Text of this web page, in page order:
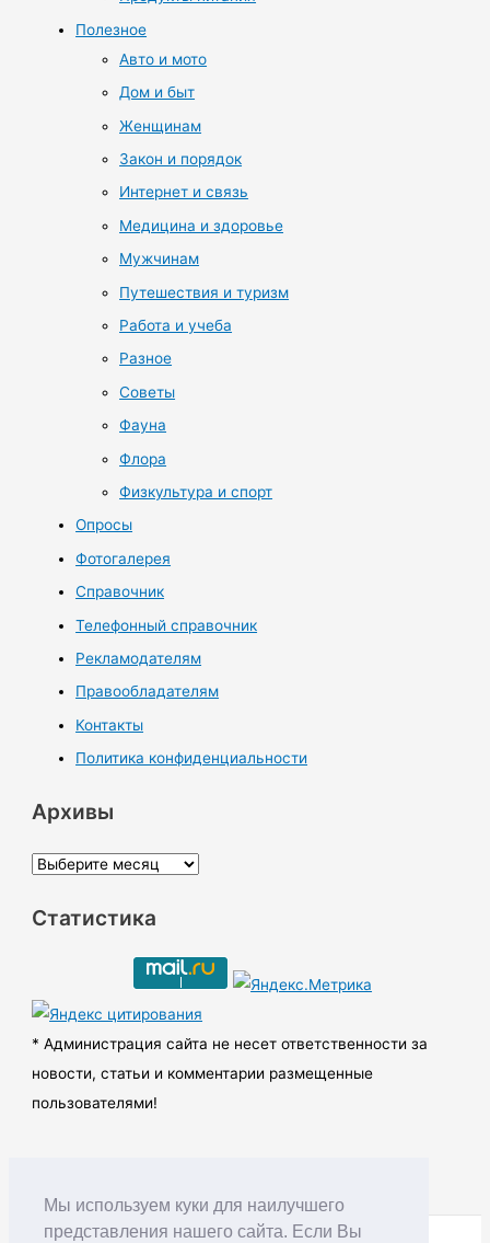
Мы используем куки для наилучшего
представления нашего сайта. Если Вы
Полезное
Авто и мото
Дом и быт
Женщинам
Закон и порядок
Интернет и связь
Медицина и здоровье
Мужчинам
Путешествия и туризм
Работа и учеба
Разное
Советы
Фауна
Флора
Физкультура и спорт
Опросы
Фотогалерея
Справочник
Телефонный справочник
Рекламодателям
Правообладателям
Контакты
Политика конфиденциальности
Архивы
А
х
ы
Статистика
* Администрация сайта не несет ответственности за
новости, статьи и комментарии размещенные
пользователями!